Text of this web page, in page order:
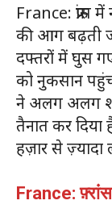
France: फ्रांस
की आग बढ़ती जा
दफ्तरों में घुस
को नुकसान
ने अलग अलग
तैनात कर
हज़ार से ज़्यादा
France: